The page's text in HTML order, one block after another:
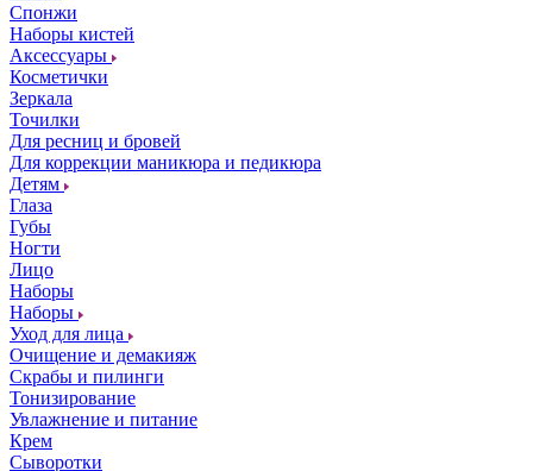
Спонжи
Наборы кистей
Аксессуары
Косметички
Зеркала
Точилки
Для ресниц и бровей
Для коррекции маникюра и педикюра
Детям
Глаза
Губы
Ногти
Лицо
Наборы
Наборы
Уход для лица
Очищение и демакияж
Скрабы и пилинги
Тонизирование
Увлажнение и питание
Крем
Сыворотки